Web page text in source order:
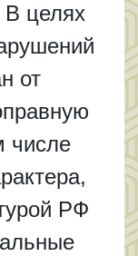
целях
от
числе
РФ